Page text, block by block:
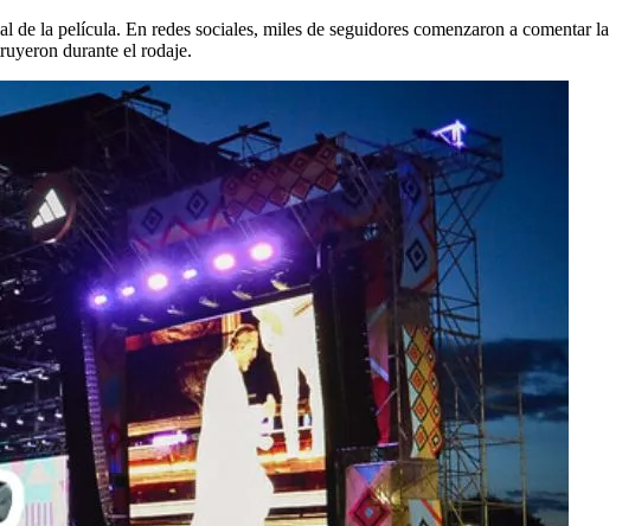
la película. En redes sociales, miles de seguidores comenzaron a comentar la
durante el rodaje.